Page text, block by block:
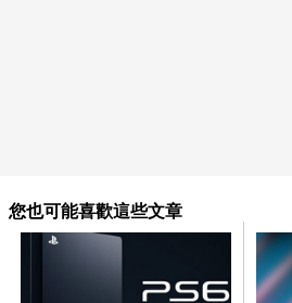
您也可能喜歡這些文章